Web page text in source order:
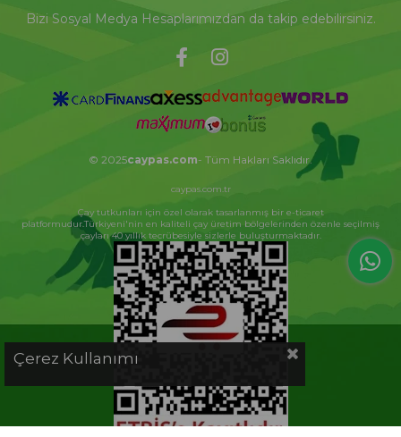
Bizi Sosyal Medya Hesaplarımızdan da takip edebilirsiniz.
© 2025caypas.com- Tüm Hakları Saklıdır.
caypas.com.tr
Çay tutkunları için özel olarak tasarlanmış bir e-ticaret
platformudur.Türkiyeni'nin en kaliteli çay üretim bölgelerinden özenle seçilmiş
çayları 40 yıllık tecrübesiyle sizlerle buluşturmaktadır.
Çerez Kullanımı